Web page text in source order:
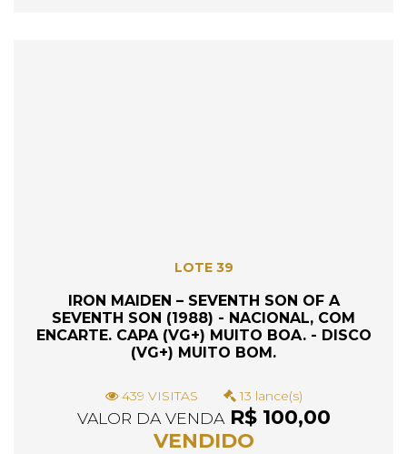
LOTE 39
IRON MAIDEN ‎– SEVENTH SON OF A
SEVENTH SON (1988) - NACIONAL, COM
ENCARTE. CAPA (VG+) MUITO BOA. - DISCO
(VG+) MUITO BOM.
439 VISITAS 13 lance(s)
VALOR DA VENDAR$ 100,00
VENDIDO